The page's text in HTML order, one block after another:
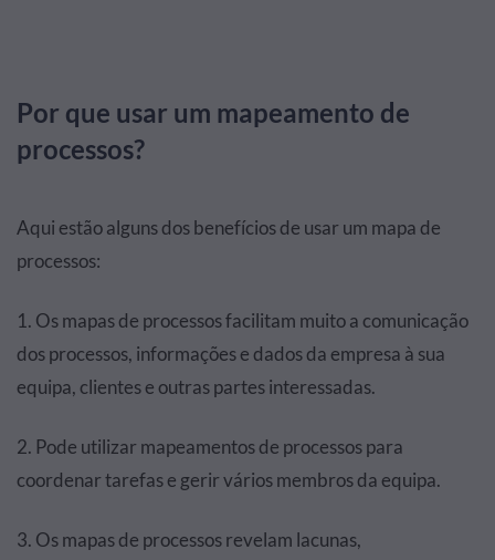
Por que usar um mapeamento de
processos?
Aqui estão alguns dos benefícios de usar um mapa de
processos:
1. Os mapas de processos facilitam muito a comunicação
dos processos, informações e dados da empresa à sua
equipa, clientes e outras partes interessadas.
2. Pode utilizar mapeamentos de processos para
coordenar tarefas e gerir vários membros da equipa.
3. Os mapas de processos revelam lacunas,